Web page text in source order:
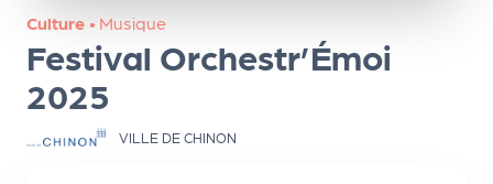
Culture • Musique
Festival Orchestr’Émoi
2025
VILLE DE CHINON
ns
PR
O
G!